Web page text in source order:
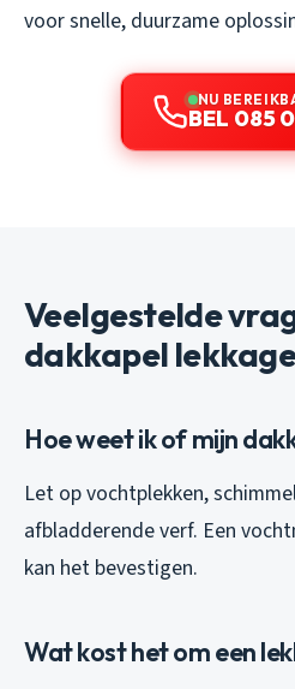
voor snelle, duurzame
NU
BEL 085
Veelgestelde
dakkapel
Hoe weet ik of mijn
Let op vochtplekken,
afbladderende verf. Een
kan het bevestigen.
Wat kost het om een